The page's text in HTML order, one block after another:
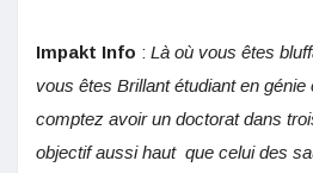
Impakt Info : Là où vous êtes
vous êtes Brillant étudiant en génie
comptez avoir un doctorat dans
objectif aussi haut que celui des